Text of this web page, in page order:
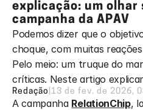
explicação: um olhar
campanha da APAV
Podemos dizer que o
choque, com muitas
Pelo meio: um truque do
críticas. Neste artigo
Redação 13 de fev. de 2026,
A campanha RelationChip